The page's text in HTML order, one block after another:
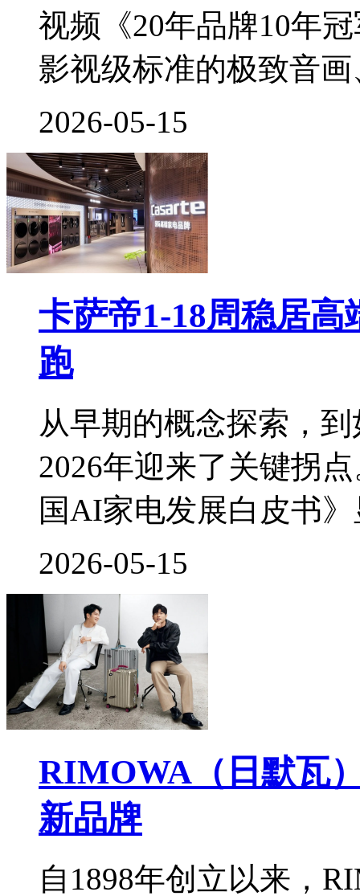
视频《20年品牌10年
影视级标准的极致音画
2026-05-15
卡萨帝1-18周稳居
跑
从早期的概念探索，
2026年迎来了关键拐
国AI家电发展白皮书
2026-05-15
RIMOWA（日默瓦
新品牌
自1898年创立以来，